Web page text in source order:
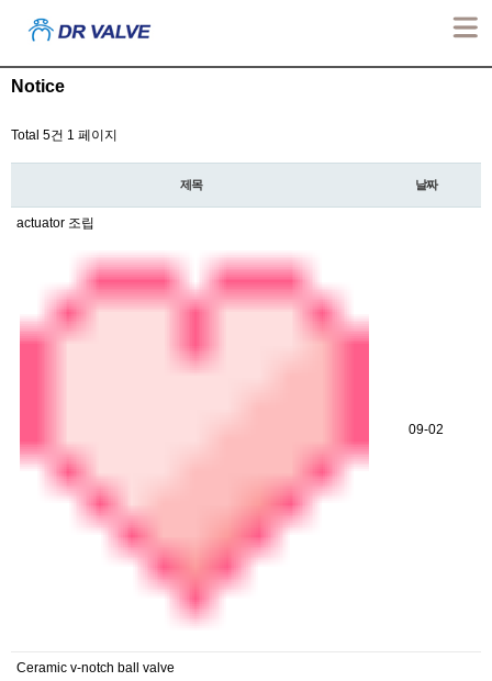
Notice
Total 5건 1 페이지
제목 날짜
actuator 조립
09-02
Ceramic v-notch ball valve